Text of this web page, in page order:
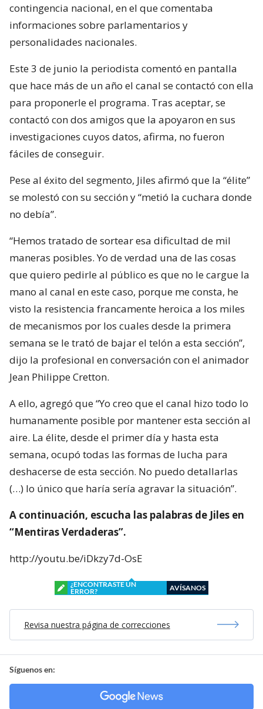
contingencia nacional, en el que comentaba
informaciones sobre parlamentarios y
personalidades nacionales.
Este 3 de junio la periodista comentó en pantalla
que hace más de un año el canal se contactó con ella
para proponerle el programa. Tras aceptar, se
contactó con dos amigos que la apoyaron en sus
investigaciones cuyos datos, afirma, no fueron
fáciles de conseguir.
Pese al éxito del segmento, Jiles afirmó que la “élite”
se molestó con su sección y “metió la cuchara donde
no debía”.
“Hemos tratado de sortear esa dificultad de mil
maneras posibles. Yo de verdad una de las cosas
que quiero pedirle al público es que no le cargue la
mano al canal en este caso, porque me consta, he
visto la resistencia francamente heroica a los miles
de mecanismos por los cuales desde la primera
semana se le trató de bajar el telón a esta sección”,
dijo la profesional en conversación con el animador
Jean Philippe Cretton.
A ello, agregó que “Yo creo que el canal hizo todo lo
humanamente posible por mantener esta sección al
aire. La élite, desde el primer día y hasta esta
semana, ocupó todas las formas de lucha para
deshacerse de esta sección. No puedo detallarlas
(…) lo único que haría sería agravar la situación”.
A continuación, escucha las palabras de Jiles en
“Mentiras Verdaderas”.
http://youtu.be/iDkzy7d-OsE
¿ENCONTRASTE UN
ERROR?
AVÍSANOS
Revisa nuestra página de correcciones
Síguenos en: